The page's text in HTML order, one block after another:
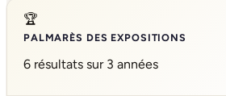
🏆
PALMARÈS DES EXPOSITIONS
6 résultats sur 3 années